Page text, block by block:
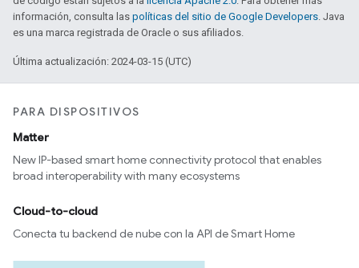
información, consulta las políticas del sitio de Google Developers . Java
es una marca registrada de Oracle o sus afiliados.
Última actualización: 2024-03-15 (UTC)
PARA DISPOSITIVOS
Matter
New IP-based smart home connectivity protocol that enables
broad interoperability with many ecosystems
Cloud-to-cloud
Conecta tu backend de nube con la API de Smart Home